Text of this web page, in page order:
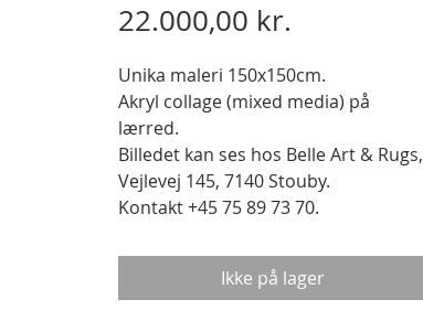
22.000,00 kr.
Unika maleri 150x150cm.
Akryl collage (mixed media) på
lærred.
Billedet kan ses hos Belle Art & Rugs,
Vejlevej 145, 7140 Stouby.
Kontakt +45 75 89 73 70.
Ikke på lager